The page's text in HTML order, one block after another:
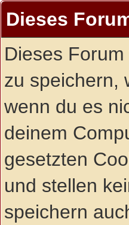
Dieses
Dieses
zu speichern,
wenn du es
deinem
gesetzten
und stellen
speichern